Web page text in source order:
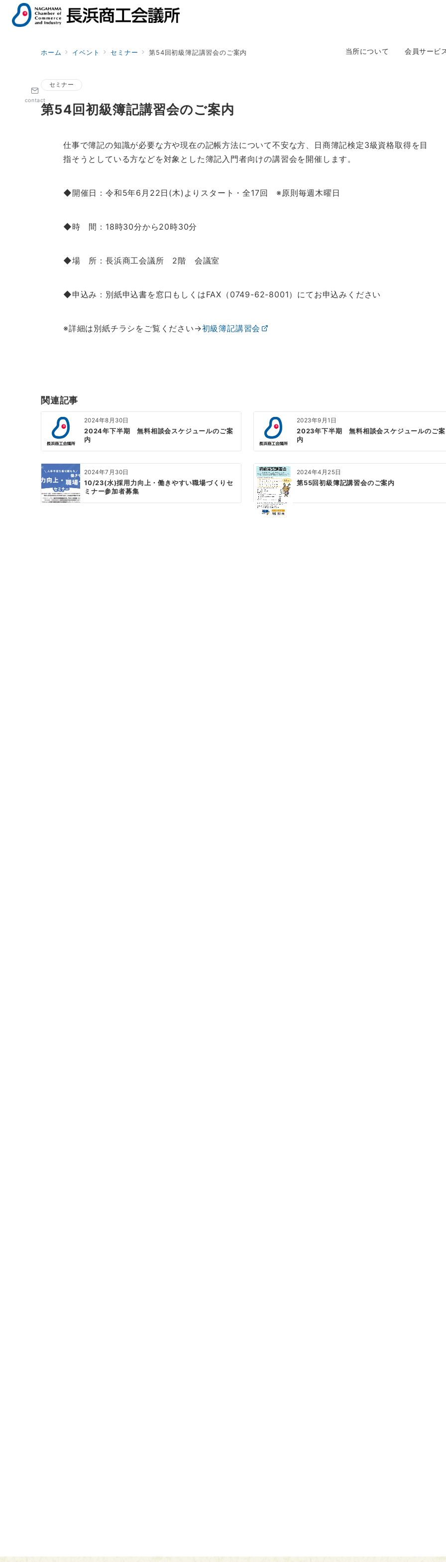
当所について 会員サービ
contact
ホーム イベント セミナー 第54回初級簿記講習会のご案内
セミナー
第54回初級簿記講習会のご案内
仕事で簿記の知識が必要な方や現在の記帳方法について不安な方、日商簿記検定3級資格取得を目
指そうとしている方などを対象とした簿記入門者向けの講習会を開催します。
◆開催日：令和5年6月22日(木)よりスタート・全17回 ※原則毎週木曜日
◆時 間：18時30分から20時30分
◆場 所：長浜商工会議所 2階 会議室
◆申込み：別紙申込書を窓口もしくはFAX（0749-62-8001）にてお申込みください
※詳細は別紙チラシをご覧ください→初級簿記講習会
関連記事
2024年8月30日
2024年下半期 無料相談会スケジュールのご案
内
2023年9月1日
2023年下半期 無料相談会スケジュールのご案
内
2024年7月30日
10/23(水)採用力向上・働きやすい職場づくりセ
ミナー参加者募集
2024年4月25日
第55回初級簿記講習会のご案内